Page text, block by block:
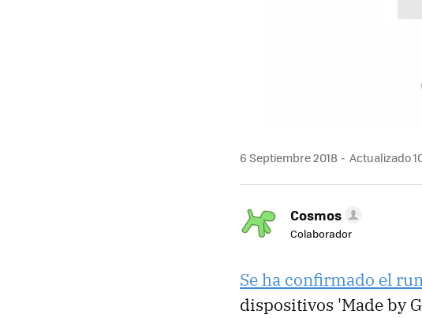
6 Septiembre 2018 Actualizado
Cosmos
Colaborador
Se ha confirmado el
dispositivos 'Made by